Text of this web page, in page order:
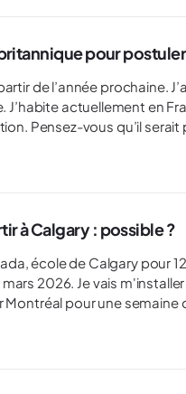
pour
en France. Je me demandais
ma
si j’ai une adresse en
à Calgary : possible ?
2026. Je vais
le trajet et lui